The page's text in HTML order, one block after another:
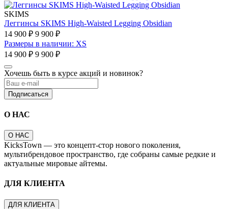
SKIMS
Леггинсы SKIMS High-Waisted Legging Obsidian
14 900 ₽ 9 900 ₽
Размеры в наличии: XS
14 900 ₽ 9 900 ₽
Хочешь быть в курсе акций и новинок?
Подписаться
О НАС
О НАС
KicksTown — это концепт-стор нового поколения,
мультибрендовое пространство, где собраны самые редкие и
актуальные мировые айтемы.
ДЛЯ КЛИЕНТА
ДЛЯ КЛИЕНТА